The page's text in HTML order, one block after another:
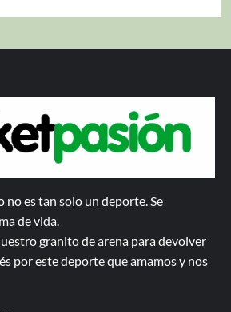
no es tan solo un deporte. Se
de vida.
granito de arena para devolver
por este deporte que amamos y nos